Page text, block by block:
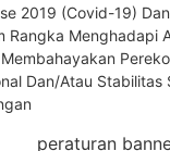
2019 (Covid-19)
Rangka Menghadapi
Dan/Atau Stabilitas